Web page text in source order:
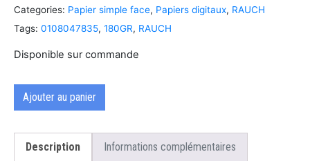
Categories: Papier simple face, Papiers digitaux, RAUCH
Tags: 0108047835, 180GR, RAUCH
Disponible sur commande
Ajouter au panier
Description Informations complémentaires